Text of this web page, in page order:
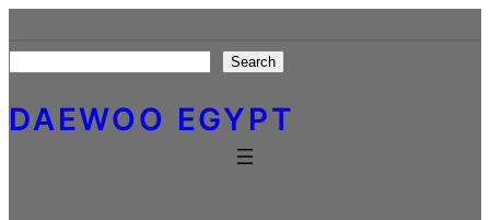
to
content
Search
DAEWOO EGYPT